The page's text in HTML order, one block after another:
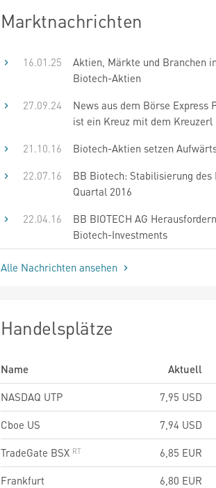
Marktnachrichten
16.01.25
Aktien, Märkte und Branchen
Biotech-Aktien
27.09.24
News aus dem Börse Express
ist ein Kreuz mit dem Kreuzerl
21.10.16
Biotech-Aktien setzen
22.07.16
BB Biotech: Stabilisierung
Quartal 2016
22.04.16
BB BIOTECH AG
Biotech-Investments
Alle Nachrichten ansehen
Handelsplätze
Name Aktuell
NASDAQ UTP
7,95 USD
Cboe US
7,94 USD
TradeGate BSX
6,85 EUR
Frankfurt
6,80 EUR